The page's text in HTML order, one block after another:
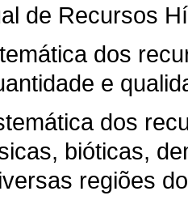
de Recursos
dos
e
dos
bióticas,
regiões